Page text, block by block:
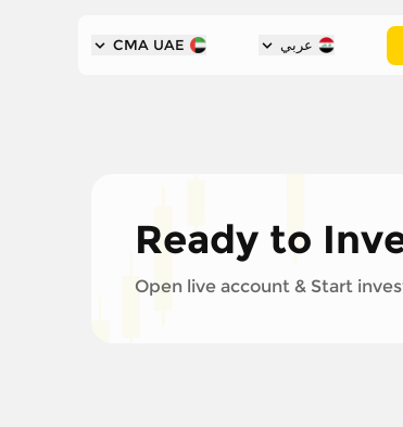
عربي CMA UAE
Ready to
Open live account & Start